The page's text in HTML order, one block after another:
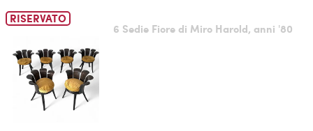
RISERVATO
6 Sedie Fiore di Miro Harold, anni '80